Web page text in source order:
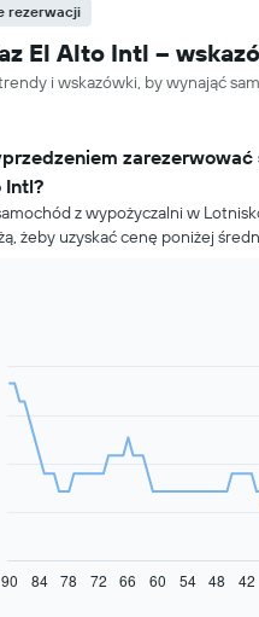
rezerwacji
El Alto Intl –
i wskazówki, by wynająć
Intl?
z wypożyczalni w
żeby uzyskać cenę poniżej
90 60
84 78 72 66 54 48 42